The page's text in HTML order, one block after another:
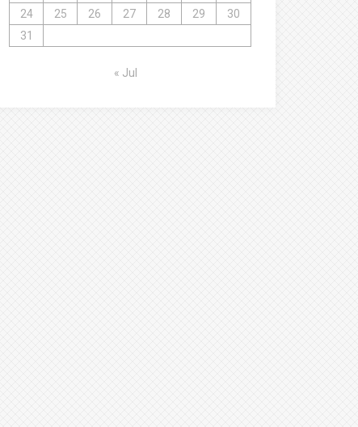
24 25 26 27 28 29
30
31
« Jul